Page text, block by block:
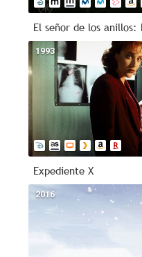
El señor de los
1993
Expediente X
2016